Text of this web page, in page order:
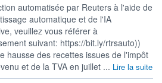
automatisée par Reuters à l'aide de
automatique et de l'IA
veuillez vous référer à
suivant: https://bit.ly/rtrsauto))
hausse des recettes issues de l'impôt
et de la TVA en juillet ... Lire la suite